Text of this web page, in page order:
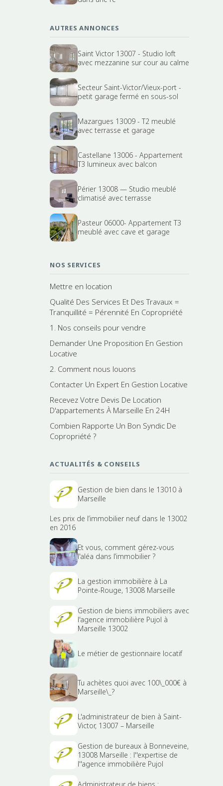
AUTRES ANNONCES
Saint Victor 13007 - Studio loft
avec mezzanine sur cour au calme
Secteur Saint-Victor/Vieux-port -
petit garage fermé en sous-sol
Mazargues 13009 - T2 meublé
avec terrasse et garage
Castellane 13006 - Appartement
T3 lumineux avec balcon
Périer 13008 — Studio meublé
climatisé avec terrasse
Pasteur 06000- Appartement T3
meublé avec cave et garage
NOS SERVICES
Mettre en location
Qualité Des Services Et Des Travaux =
Tranquillité = Pérennité En Copropriété
1. Nos conseils pour vendre
Demander Une Proposition En Gestion
Locative
2. Comment nous louons
Contacter Un Expert En Gestion Locative
Recevez Votre Devis De Location
D'appartements À Marseille En 24H
Combien Rapporte Un Bon Syndic De
Copropriété ?
ACTUALITÉS & CONSEILS
Gestion de bien dans le 13010 à
Marseille
Les prix de l’immobilier neuf dans le 13002
en 2016
Et vous, comment gérez-vous
l'aléa dans l’immobilier ?
La gestion immobilière à La
Pointe-Rouge, 13008 Marseille
Gestion de biens immobiliers avec
l'agence immobilière Pujol à
Marseille 13002
Le métier de gestionnaire locatif
Tu achètes quoi avec 100\_000€ à
Marseille\_?
L'administrateur de bien à Saint-
Victor, 13007 – Marseille
Gestion de bureaux à Bonneveine,
13008 Marseille : l''expertise de
l''agence immobilière Pujol